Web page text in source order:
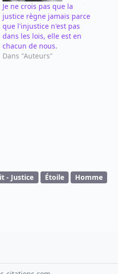
Je ne crois pas que la
justice règne jamais parce
que l'injustice n'est pas
dans les lois, elle est en
chacun de nous.
Dans "Auteurs"
- Justice Étoile
Homme